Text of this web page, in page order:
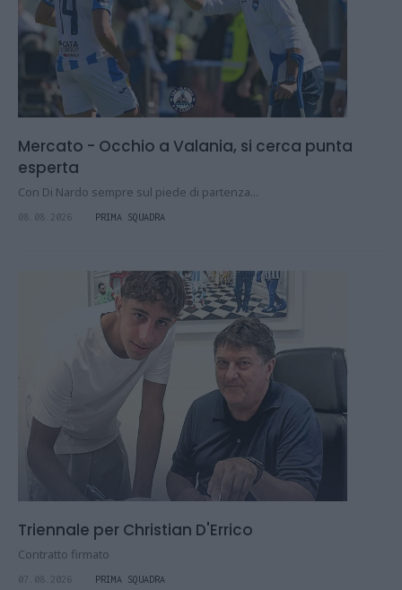
Mercato - Occhio a Valania, si cerca punta
esperta
Con Di Nardo sempre sul piede di partenza...
08.08.2026 PRIMA SQUADRA
Triennale per Christian D'Errico
Contratto firmato
07.08.2026 PRIMA SQUADRA